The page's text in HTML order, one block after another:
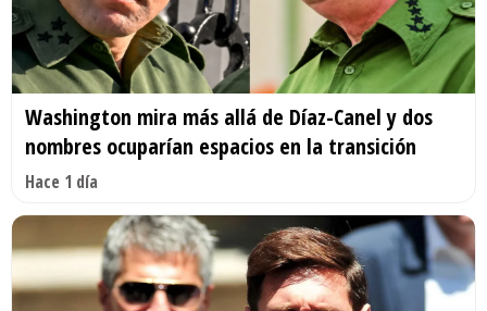
Washington mira más allá de Díaz-Canel y dos
nombres ocuparían espacios en la transición
Hace 1 día